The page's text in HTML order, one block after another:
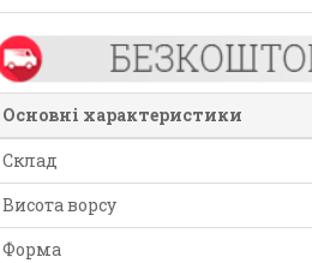
Основні характеристики
Склад
Висота ворсу
Форма